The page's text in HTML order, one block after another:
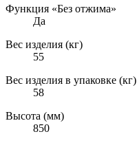
Функция «Без отжима»
Да
Вес изделия (кг)
55
Вес изделия в упаковке (кг)
58
Высота (мм)
850